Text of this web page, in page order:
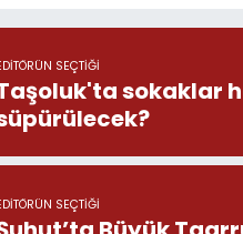
SEÇTIĞI
sokaklar
SEÇTIĞI